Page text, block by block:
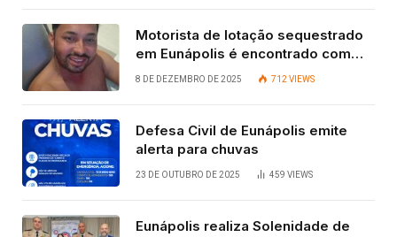
Motorista de lotação sequestrado
em Eunápolis é encontrado com
vida após quatro dias.
8 DE DEZEMBRO DE 2025 712 VIEWS
Defesa Civil de Eunápolis emite
alerta para chuvas
23 DE OUTUBRO DE 2025 459 VIEWS
Eunápolis realiza Solenidade de